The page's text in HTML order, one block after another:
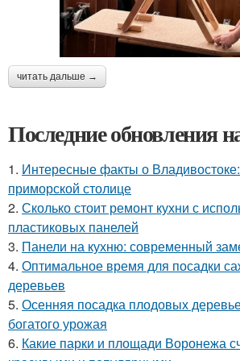
читать дальше →
Последние обновления
1. Интересные факты о
приморской столице
2. Сколько стоит ремонт кухни с
пластиковых панелей
3. Панели на кухню: современный
4. Оптимальное время для посадки
деревьев
5. Осенняя посадка плодовых
богатого урожая
6. Какие парки и площади Воронежа